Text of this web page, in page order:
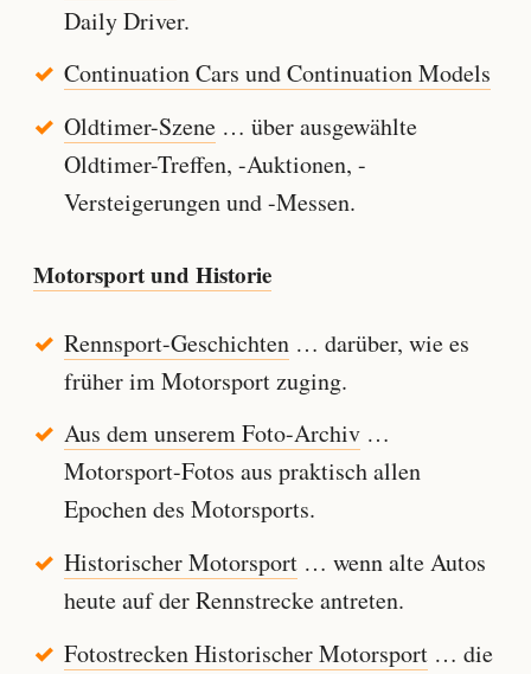
Daily Driver.
Continuation Cars und Continuation Models
Oldtimer-Szene… über ausgewählte
Oldtimer-Treffen, -Auktionen, -
Versteigerungen und -Messen.
Motorsport und Historie
Rennsport-Geschichten… darüber, wie es
früher im Motorsport zuging.
Aus dem unserem Foto-Archiv…
Motorsport-Fotos aus praktisch allen
Epochen des Motorsports.
Historischer Motorsport… wenn alte Autos
heute auf der Rennstrecke antreten.
Fotostrecken Historischer Motorsport… die